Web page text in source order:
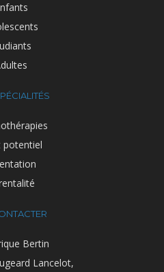
potentiel
Bertin
Lancelot,